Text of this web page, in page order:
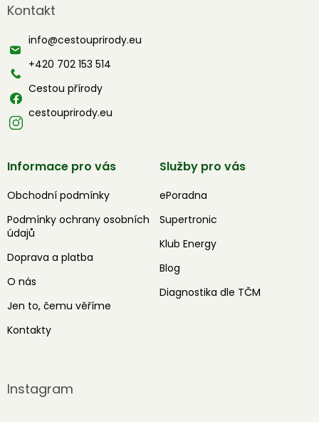
p
t
Kontakt
info@cestouprirody.eu
+420 702 153 514
Cestou přírody
cestouprirody.eu
Informace pro vás
Obchodní podmínky
Podmínky ochrany osobních
údajů
Doprava a platba
O nás
Jen to, čemu věříme
Kontakty
Služby pro vás
ePoradna
Supertronic
Klub Energy
Blog
Diagnostika dle TČM
Instagram